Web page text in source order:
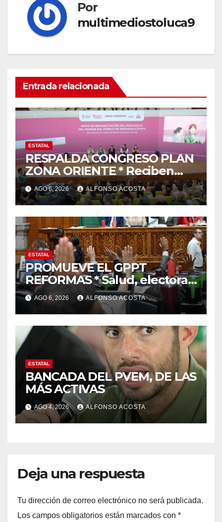
Por
multimediostoluca9
Entrada relacionada
ESTATAL
RESPALDA CONGRESO PLAN
ZONA ORIENTE * Reciben
reconocimiento de la
gobernadora Delfina Gómez
AGO 6, 2026 ALFONSO ACOSTA
ESTATAL
PROMUEVE EL GPPT
REFORMAS * Salud, electoral
y justicia, de las principales
AGO 6, 2026 ALFONSO ACOSTA
ESTATAL
BANCADA DEL PVEM, DE LAS
MÁS ACTIVAS
AGO 4, 2026 ALFONSO ACOSTA
Deja una respuesta
Tu dirección de correo electrónico no será publicada.
Los campos obligatorios están marcados con *